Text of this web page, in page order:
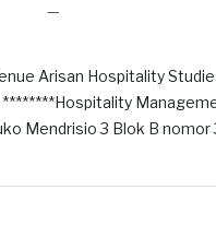
—
Arisan Hospitality
********Hospitality
Mendrisio 3 Blok B